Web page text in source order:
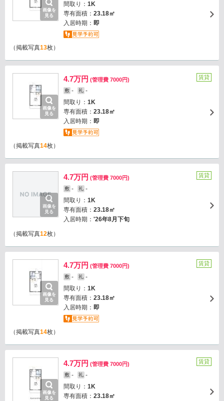
画像を
見る
間取り： 1K
専有面積： 23.18㎡
入居時期： 即
（掲載写真13枚）
画像を
見る
4.7万円 (管理費 7000円)
敷 - 礼 -
間取り： 1K
専有面積： 23.18㎡
入居時期： 即
賃貸
（掲載写真14枚）
画像を
見る
4.7万円 (管理費 7000円)
敷 - 礼 -
間取り： 1K
専有面積： 23.18㎡
入居時期： '26年8月下旬
賃貸
（掲載写真12枚）
画像を
見る
4.7万円 (管理費 7000円)
敷 - 礼 -
間取り： 1K
専有面積： 23.18㎡
入居時期： 即
賃貸
（掲載写真14枚）
画像を
見る
4.7万円 (管理費 7000円)
敷 - 礼 -
間取り： 1K
専有面積： 23.18㎡
賃貸